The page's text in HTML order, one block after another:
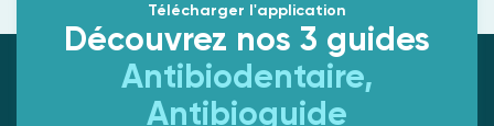
Télécharger l'application
Découvrez nos 3 guides
Antibiodentaire,
Antibioguide